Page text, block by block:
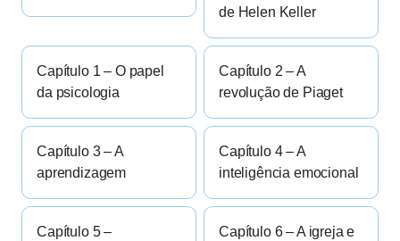
de Helen Keller
Capítulo 1 – O papel
da psicologia
Capítulo 2 – A
revolução de Piaget
Capítulo 3 – A
aprendizagem
Capítulo 4 – A
inteligência emocional
Capítulo 5 –
Capítulo 6 – A igreja e